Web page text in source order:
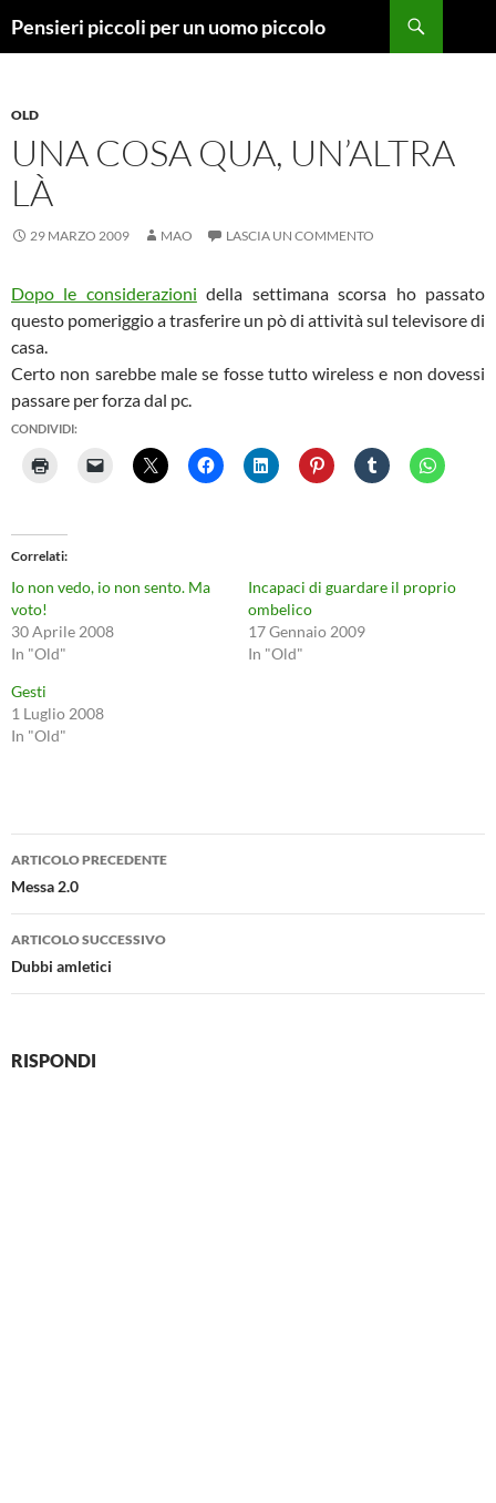
Pensieri piccoli per un uomo piccolo
OLD
UNA COSA QUA, UN’ALTRA
LÀ
29 MARZO 2009 MAO LASCIA UN COMMENTO
Dopo le considerazioni della settimana scorsa ho passato
questo pomeriggio a trasferire un pò di attività sul televisore di
casa.
Certo non sarebbe male se fosse tutto wireless e non dovessi
passare per forza dal pc.
CONDIVIDI:
Correlati
Io non vedo, io non sento. Ma
voto!
30 Aprile 2008
In "Old"
Incapaci di guardare il proprio
ombelico
17 Gennaio 2009
In "Old"
Gesti
1 Luglio 2008
In "Old"
Navigazione
articolo
ARTICOLO PRECEDENTE
Messa 2.0
ARTICOLO SUCCESSIVO
Dubbi amletici
RISPONDI